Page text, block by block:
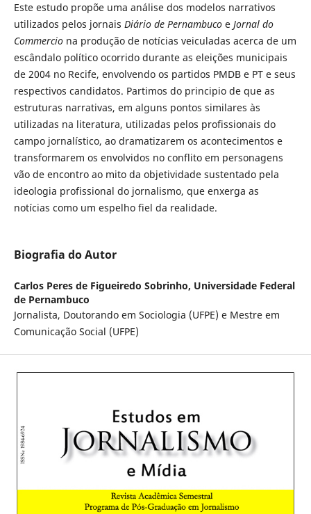
Este estudo propõe uma análise dos modelos narrativos
utilizados pelos jornais Diário de Pernambucoe Jornal do
Commerciona produção de notícias veiculadas acerca de um
escândalo político ocorrido durante as eleições municipais
de 2004 no Recife, envolvendo os partidos PMDB e PT e seus
respectivos candidatos. Partimos do principio de que as
estruturas narrativas, em alguns pontos similares às
utilizadas na literatura, utilizadas pelos profissionais do
campo jornalístico, ao dramatizarem os acontecimentos e
transformarem os envolvidos no conflito em personagens
vão de encontro ao mito da objetividade sustentado pela
ideologia profissional do jornalismo, que enxerga as
notícias como um espelho fiel da realidade.
Biografia do Autor
Carlos Peres de Figueiredo Sobrinho, Universidade Federal
de Pernambuco
Jornalista, Doutorando em Sociologia (UFPE) e Mestre em
Comunicação Social (UFPE)